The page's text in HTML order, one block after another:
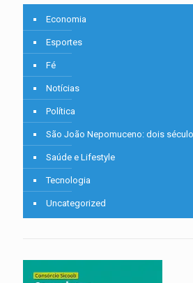
Economia
Esportes
Fé
Notícias
Política
São João Nepomuceno: dois
Saúde e Lifestyle
Tecnologia
Uncategorized